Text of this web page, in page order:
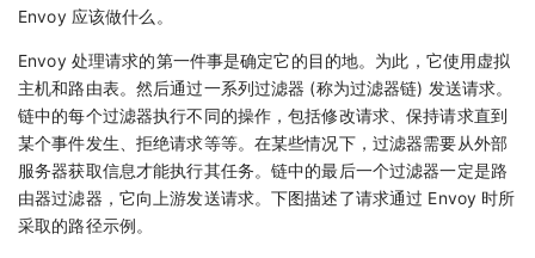
Envoy 应该做什么。
Envoy 处理请求的第一件事是确定它的目的地。为此，它使用虚拟
主机和路由表。然后通过一系列过滤器 (称为过滤器链) 发送请求。
链中的每个过滤器执行不同的操作，包括修改请求、保持请求直到
某个事件发生、拒绝请求等等。在某些情况下，过滤器需要从外部
服务器获取信息才能执行其任务。链中的最后一个过滤器一定是路
由器过滤器，它向上游发送请求。下图描述了请求通过 Envoy 时所
采取的路径示例。